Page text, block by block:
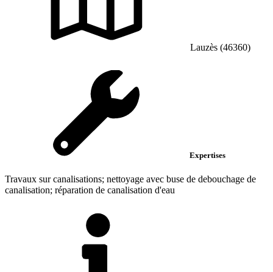
Lauzès (46360)
Expertises
Travaux sur canalisations; nettoyage avec buse de debouchage de
canalisation; réparation de canalisation d'eau